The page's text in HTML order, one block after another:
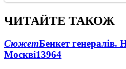
ЧИТАЙТЕ ТАКОЖ
СюжетБенкет генералів.
Москві13964